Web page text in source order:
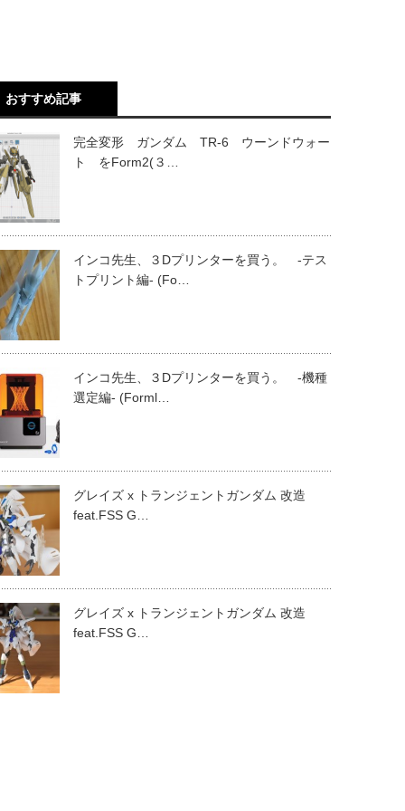
おすすめ記事
完全変形 ガンダム TR-6 ウーンドウォー
ト をForm2(３…
インコ先生、３Dプリンターを買う。 -テス
トプリント編- (Fo…
インコ先生、３Dプリンターを買う。 -機種
選定編- (Forml…
グレイズ x トランジェントガンダム 改造
feat.FSS G…
グレイズ x トランジェントガンダム 改造
feat.FSS G…